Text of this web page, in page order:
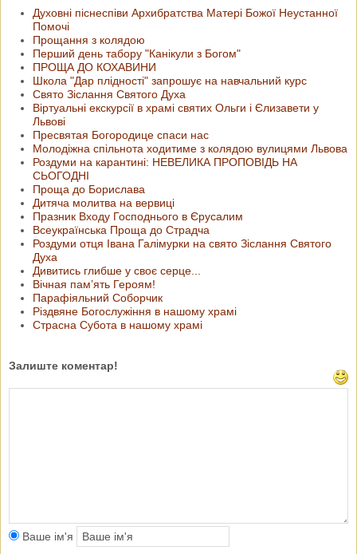
Духовні піснеспіви Архибратства Матері Божої Неустанної
Помочі
Прощання з колядою
Перший день табору "Канікули з Богом"
ПРОЩА ДО КОХАВИНИ
Школа "Дар плідності" запрошує на навчальний курс
Свято Зіслання Святого Духа
Віртуальні екскурсії в храмі святих Ольги і Єлизавети у
Львові
Пресвятая Богородице спаси нас
Молодіжна спільнота ходитиме з колядою вулицями Львова
Роздуми на карантині: НЕВЕЛИКА ПРОПОВІДЬ НА
СЬОГОДНІ
Проща до Борислава
Дитяча молитва на вервиці
Празник Входу Господнього в Єрусалим
Всеукраїнська Проща до Страдча
Роздуми отця Івана Галімурки на свято Зіслання Святого
Духа
Дивитись глибше у своє серце...
Вічная пам’ять Героям!
Парафіяльний Соборчик
Різдвяне Богослужіння в нашому храмі
Страсна Субота в нашому храмі
Залиште коментар!
Ваше ім'я